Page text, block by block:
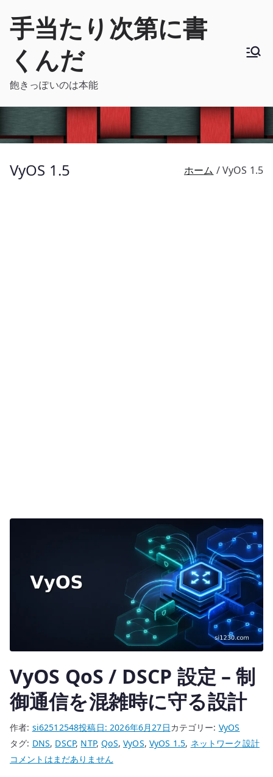
手当たり次第に書
くんだ
飽きっぽいのは本能
VyOS 1.5 ホーム VyOS 1.5
VyOS QoS / DSCP 設定 – 制
御通信を混雑時に守る設計
作者: si62512548投稿日:2026年6月27日カテゴリー: VyOS
タグ: DNS, DSCP, NTP,QoS,VyOS,VyOS 1.5, ネットワーク設計
VyOS
コメントはまだありません